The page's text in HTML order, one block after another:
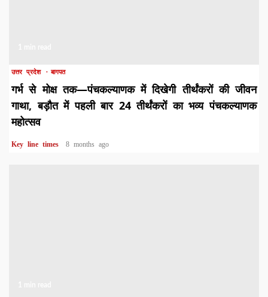
उत्तर प्रदेश बागपत
गर्भ से मोक्ष तक—पंचकल्याणक में दिखेगी तीर्थंकरों की जीवन
गाथा, बड़ौत में पहली बार 24 तीर्थंकरों का भव्य पंचकल्याणक
महोत्सव
Key line times 8 months ago